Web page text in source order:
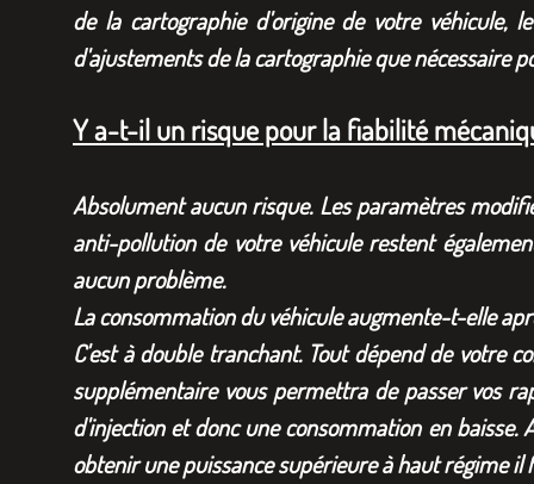
de la cartographie d'origine de votre véhicule,
d'ajustements de la cartographie que nécessaire
Y a-t-il un risque pour la fiabilité
Absolument aucun risque. Les paramètres
anti-pollution de votre véhicule restent
aucun problème.
La consommation du véhicule augmente-t-elle
C'est à double tranchant. Tout dépend de votre
supplémentaire vous permettra de passer vos
d'injection et donc une consommation en baisse.
obtenir une puissance supérieure à haut régime